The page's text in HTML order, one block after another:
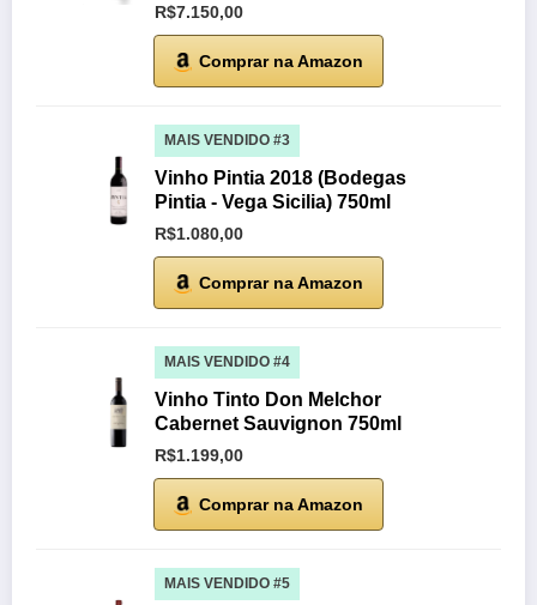
R$7.150,00
Comprar na Amazon
MAIS VENDIDO #3
Vinho Pintia 2018 (Bodegas
Pintia - Vega Sicilia) 750ml
R$1.080,00
Comprar na Amazon
MAIS VENDIDO #4
Vinho Tinto Don Melchor
Cabernet Sauvignon 750ml
R$1.199,00
Comprar na Amazon
MAIS VENDIDO #5